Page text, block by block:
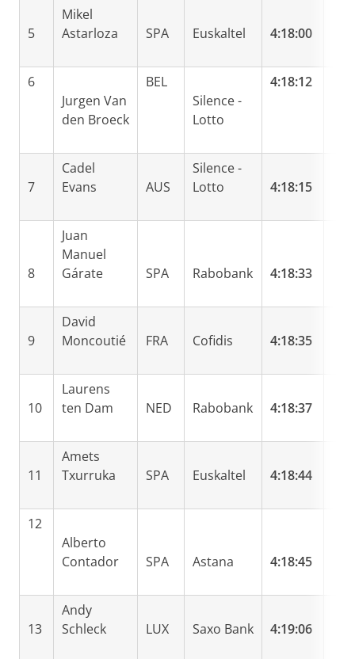
5
Mikel
Astarloza
SPA Euskaltel 4:18:00
6
Jurgen Van
den Broeck
BEL
Silence -
Lotto
4:18:12
7
Cadel
Evans
AUS
Silence -
Lotto
4:18:15
8
Juan
Manuel
Gárate
SPA Rabobank 4:18:33
9
David
Moncoutié
FRA Cofidis 4:18:35
10
Laurens
ten Dam
NED Rabobank 4:18:37
11
Amets
Txurruka
SPA Euskaltel 4:18:44
12
Alberto
Contador
SPA Astana 4:18:45
13
Andy
Schleck
LUX Saxo Bank 4:19:06